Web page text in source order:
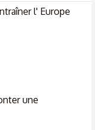
l' Europe
une